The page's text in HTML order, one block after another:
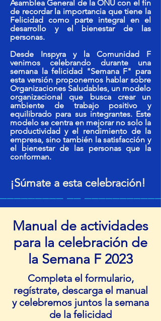
Asamblea General de la ONU con el fin
de recordar la importancia que tiene la
Felicidad como parte integral en el
desarrollo y el bienestar de las
personas.
Desde Inspyra y la Comunidad F
venimos celebrando durante una
semana la felicidad "Semana F" para
esta versión proponemos hablar sobre
Organizaciones Saludables, un modelo
organizacional que busca crear un
ambiente de trabajo positivo y
equilibrado para sus integrantes. Este
modelo se centra en mejorar no solo la
productividad y el rendimiento de la
empresa, sino también la satisfacción y
el bienestar de las personas que la
conforman.
¡Súmate a esta celebración!
_________ __
Manual de actividades
para la celebración de
la Semana F 2023
Completa el formulario,
regístrate, descarga el manual
y celebremos juntos la semana
de la felicidad